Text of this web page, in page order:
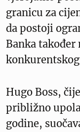
granicu za
da postoji
Banka također
Hugo Boss,
približno
godine,